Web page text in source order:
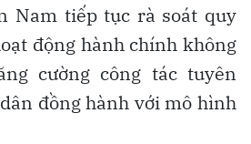
Nam tiếp tục rà soát quy
động hành chính không
cường công tác tuyên
đồng hành với mô hình